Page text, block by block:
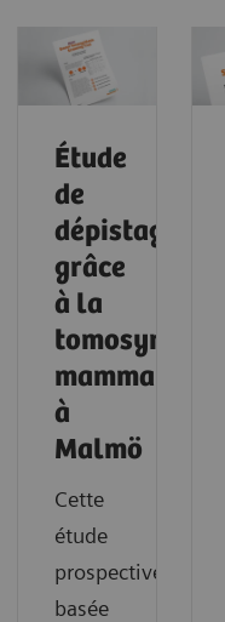
Étude
de
dépistage
grâce
à la
mammaire
à
Malmö
Cette
étude
prospective
basée